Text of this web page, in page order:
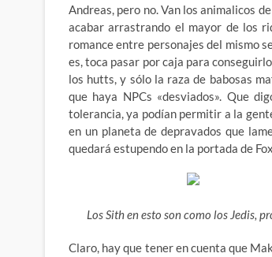
Andreas, pero no. Van los animalicos
acabar arrastrando el mayor de los
romance entre personajes del mismo
es, toca pasar por caja para
los hutts, y sólo la raza de babosas
que haya NPCs «desviados». Que
tolerancia, ya podían permitir a la
en un planeta de depravados que
quedará estupendo en la portada de
Los Sith en esto son como los Jedis,
Claro, hay que tener en cuenta que